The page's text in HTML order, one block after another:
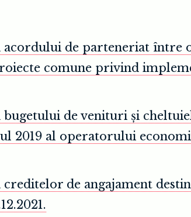
acordului de parteneriat între
comune privind
de venituri și
2019 al operatorului
de angajament